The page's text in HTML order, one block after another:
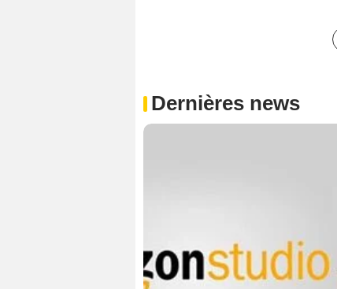
Dernières news